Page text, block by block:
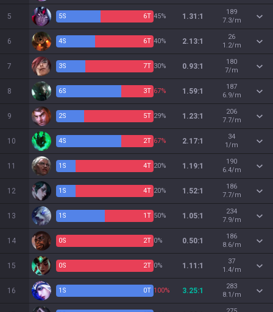
5 5S 6T 45% 1.31:1
189
7.3/m
6 4S 6T 40% 2.13:1
26
1.2/m
7 3S 7T 30% 0.93:1
180
7/m
8 6S 3T 67% 1.59:1
187
6.9/m
9 2S 5T 29% 1.23:1
206
7.7/m
10 4S 2T 67% 2.17:1
34
1/m
11 1 S 4T 20% 1.19:1
190
6.4/m
12 1 S 4T 20% 1.52:1
186
7.7/m
13 1 S 1T 50% 1.05:1
234
7.9/m
14 0S 2T 0% 0.50:1
186
8.6/m
15 0S 2T 0% 1.11:1
37
1.4/m
16 1 S 0T 100% 3.25:1
283
8.1/m